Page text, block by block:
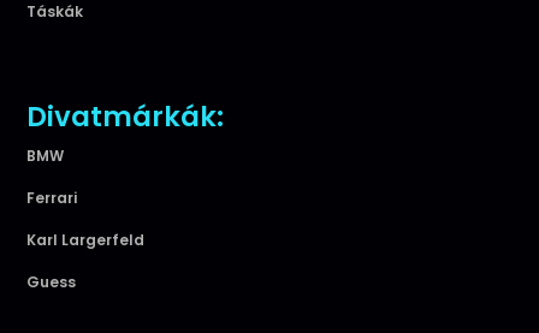
Táskák
Divatmárkák:
BMW
Ferrari
Karl Largerfeld
Guess